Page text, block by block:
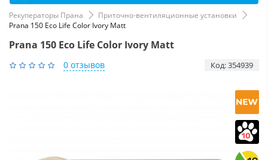
Рекуператоры Прана
Приточно-вентиляционные установки
Prana 150 Eco Life Color Ivory Matt
Prana 150 Eco Life Color Ivory Matt
Код: 354939
0 отзывов